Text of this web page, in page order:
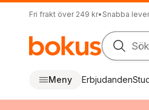
Fri frakt över 249 kr• Snabba
Meny Erbjudanden